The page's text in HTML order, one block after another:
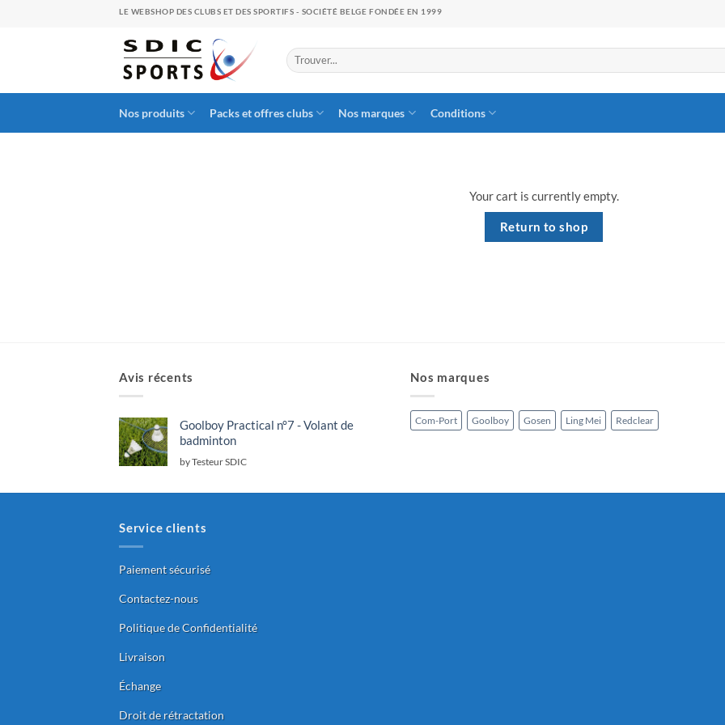
LE WEBSHOP DES CLUBS ET DES SPORTIFS - SOCIÉTÉ BELGE FONDÉE EN 1999
Search
for:
Nos produits Packs et offres clubs Nos marques Conditions
Your cart is currently empty.
Return to shop
Avis récents
Goolboy Practical n°7 - Volant de
badminton
by Testeur SDIC
Nos marques
Com-Port Goolboy Gosen Ling Mei Redclear
Service clients
Paiement sécurisé
Contactez-nous
Politique de Confidentialité
Livraison
Échange
Droit de rétractation